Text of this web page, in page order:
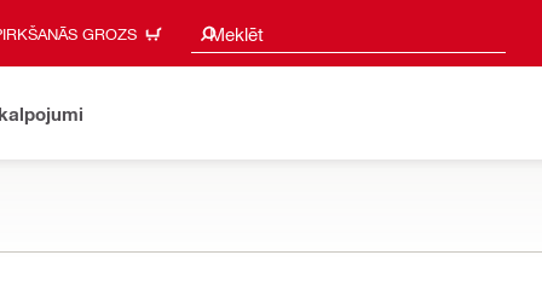
GROZS Meklēt
Meklēšanas ieteikumi